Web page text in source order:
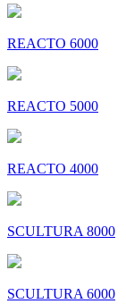
REACTO 6000
REACTO 5000
REACTO 4000
SCULTURA 8000
SCULTURA 6000